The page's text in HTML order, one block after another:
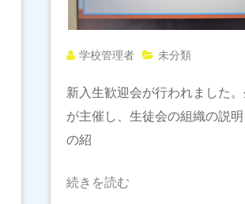
学校管理者 未分類
新入生歓迎会が行われました
が主催し、生徒会の組織の説
の紹
続きを読む